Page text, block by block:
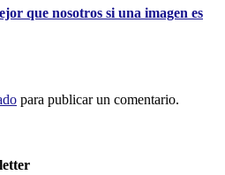
que nosotros si una imagen es
para publicar un comentario.